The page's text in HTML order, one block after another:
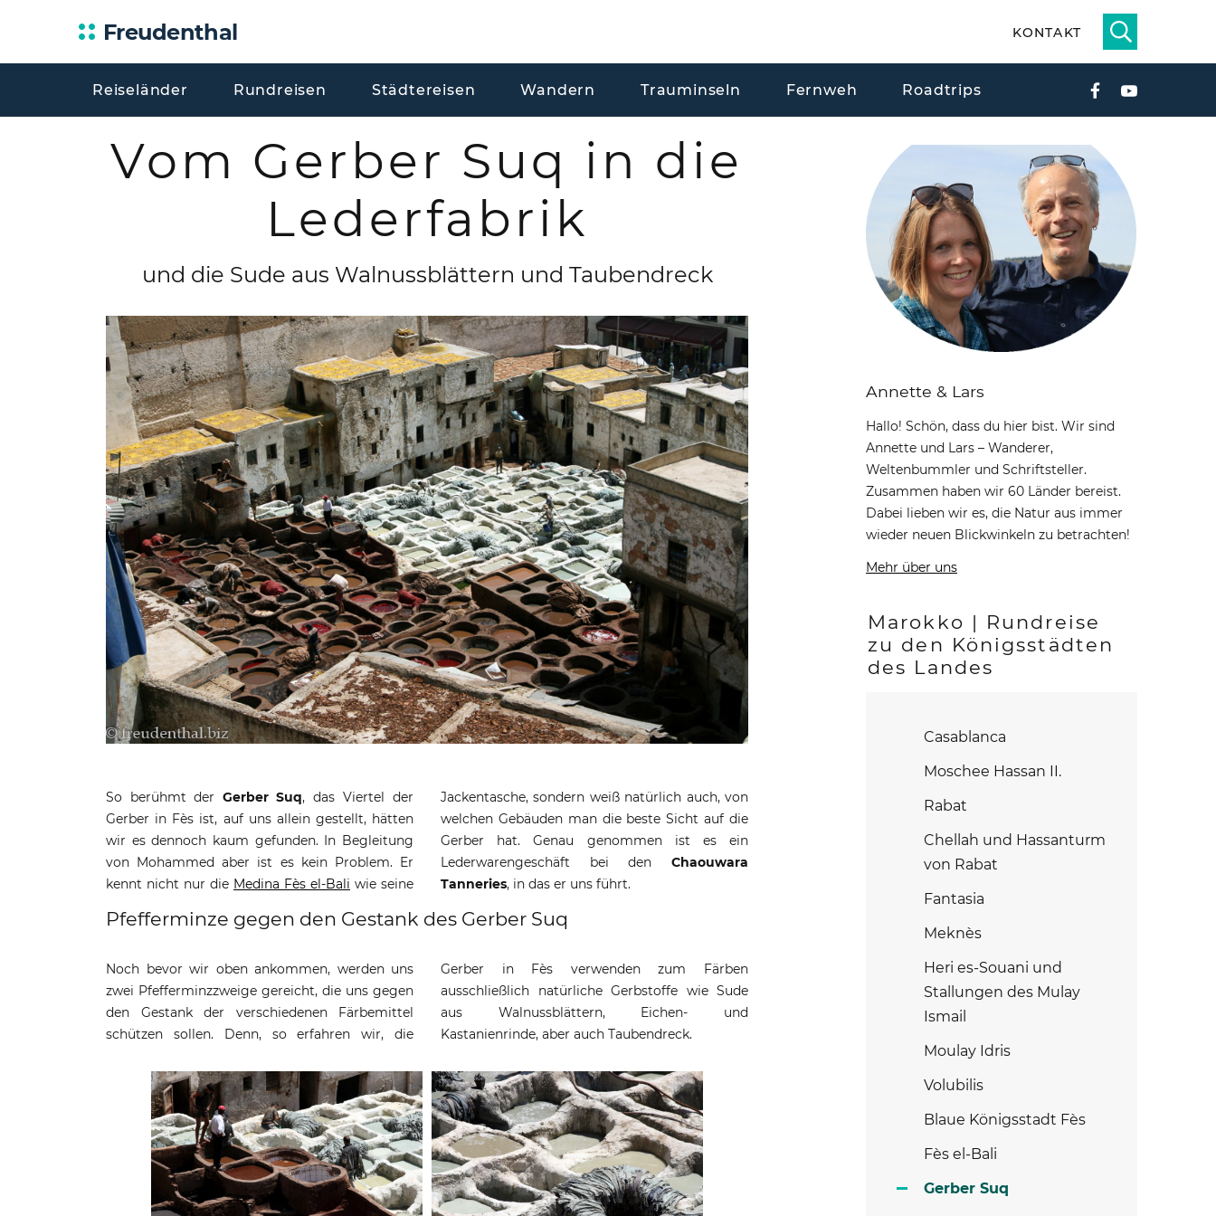
Freudenthal KONTAKT
Reiseländer Rundreisen Städtereisen Wandern Trauminseln Fernweh Roadtrips
Vom Gerber Suq in die
Lederfabrik
und die Sude aus Walnussblättern und Taubendreck
So berühmt der Gerber Suq, das Viertel der
Gerber in Fès ist, auf uns allein gestellt, hätten
wir es dennoch kaum gefunden. In Begleitung
von Mohammed aber ist es kein Problem. Er
kennt nicht nur die Medina Fès el-Bali wie seine
Jackentasche, sondern weiß natürlich auch, von
welchen Gebäuden man die beste Sicht auf die
Gerber hat. Genau genommen ist es ein
Lederwarengeschäft bei den Chaouwara
Tanneries, in das er uns führt.
Pfefferminze gegen den Gestank des Gerber Suq
Noch bevor wir oben ankommen, werden uns
zwei Pfefferminzzweige gereicht, die uns gegen
den Gestank der verschiedenen Färbemittel
schützen sollen. Denn, so erfahren wir, die
Gerber in Fès verwenden zum Färben
ausschließlich natürliche Gerbstoffe wie Sude
aus Walnussblättern, Eichen- und
Kastanienrinde, aber auch Taubendreck.
Annette & Lars
Hallo! Schön, dass du hier bist. Wir sind
Annette und Lars – Wanderer,
Weltenbummler und Schriftsteller.
Zusammen haben wir 60 Länder bereist.
Dabei lieben wir es, die Natur aus immer
wieder neuen Blickwinkeln zu betrachten!
Mehr über uns
Marokko | Rundreise
zu den Königsstädten
des Landes
Casablanca
Moschee Hassan II.
Rabat
Chellah und Hassanturm
von Rabat
Fantasia
Meknès
Heri es-Souani und
Stallungen des Mulay
Ismail
Moulay Idris
Volubilis
Blaue Königsstadt Fès
Fès el-Bali
Gerber Suq